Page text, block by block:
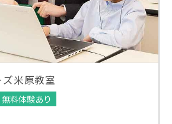
米原教室
無料体験あり